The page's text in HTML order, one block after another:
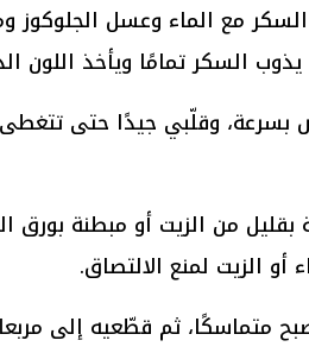
مع الماء وعسل الجلوكوز
السكر تمامًا ويأخذ اللون
وقلّبي جيدًا حتى تتغطى
من الزيت أو مبطنة بورق
أو الزيت لمنع الالتصاق.
متماسكًا، ثم قطّعيه إلى